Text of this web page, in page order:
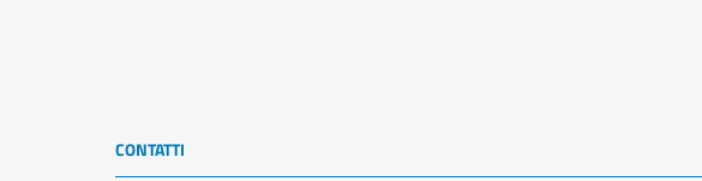
CONTATTI